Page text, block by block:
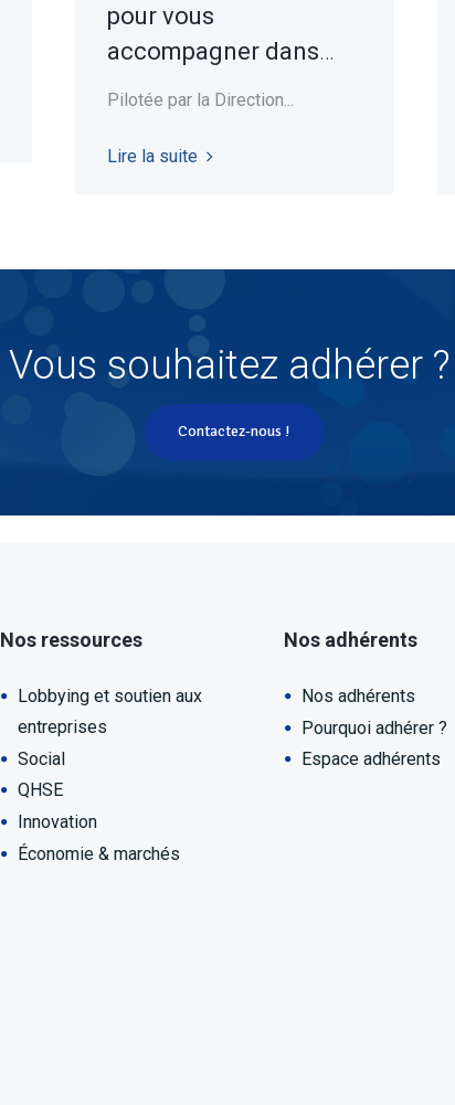
pour vous
accompagner dans
votre transformation
Pilotée par la Direction...
Lire la suite
Vous souhaitez adhérer ?
Contactez-nous !
Nos ressources
Lobbying et soutien aux
entreprises
Social
QHSE
Innovation
Économie & marchés
Nos adhérents
Nos adhérents
Pourquoi adhérer ?
Espace adhérents